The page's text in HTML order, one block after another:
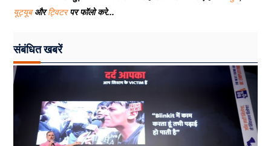
यूट्यूबऔरट्विटरपर फॉलो करे...
संबंधित खबरें